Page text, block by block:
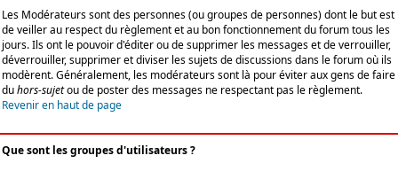
Les Modérateurs sont des personnes (ou groupes de personnes) dont le but est
de veiller au respect du règlement et au bon fonctionnement du forum tous les
jours. Ils ont le pouvoir d'éditer ou de supprimer les messages et de verrouiller,
déverrouiller, supprimer et diviser les sujets de discussions dans le forum où ils
modèrent. Généralement, les modérateurs sont là pour éviter aux gens de faire
duhors-sujetou de poster des messages ne respectant pas le règlement.
Revenir en haut de page
Que sont les groupes d'utilisateurs ?